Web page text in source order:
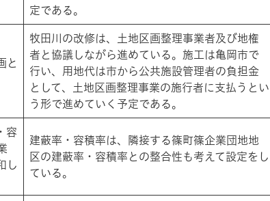
定である。
と
牧田川の改修は、土地区画整理事業者及び地権
者と協議しながら進めている。施工は亀岡市で
行い、用地代は市から公共施設管理者の負担金
として、土地区画整理事業の施行者に支払うとい
う形で進めていく予定である。
容
し
建蔽率・容積率は、隣接する篠町篠企業団地地
区の建蔽率・容積率との整合性も考えて設定をし
ている。